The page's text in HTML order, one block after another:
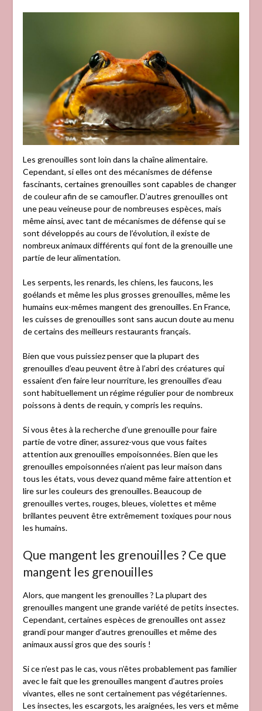
Les grenouilles sont loin dans la chaîne alimentaire.
Cependant, si elles ont des mécanismes de défense
fascinants, certaines grenouilles sont capables de changer
de couleur afin de se camoufler. D’autres grenouilles ont
une peau veineuse pour de nombreuses espèces, mais
même ainsi, avec tant de mécanismes de défense qui se
sont développés au cours de l’évolution, il existe de
nombreux animaux différents qui font de la grenouille une
partie de leur alimentation.
Les serpents, les renards, les chiens, les faucons, les
goélands et même les plus grosses grenouilles, même les
humains eux-mêmes mangent des grenouilles. En France,
les cuisses de grenouilles sont sans aucun doute au menu
de certains des meilleurs restaurants français.
Bien que vous puissiez penser que la plupart des
grenouilles d’eau peuvent être à l’abri des créatures qui
essaient d’en faire leur nourriture, les grenouilles d’eau
sont habituellement un régime régulier pour de nombreux
poissons à dents de requin, y compris les requins.
Si vous êtes à la recherche d’une grenouille pour faire
partie de votre dîner, assurez-vous que vous faites
attention aux grenouilles empoisonnées. Bien que les
grenouilles empoisonnées n’aient pas leur maison dans
tous les états, vous devez quand même faire attention et
lire sur les couleurs des grenouilles. Beaucoup de
grenouilles vertes, rouges, bleues, violettes et même
brillantes peuvent être extrêmement toxiques pour nous
les humains.
Que mangent les grenouilles ? Ce que
mangent les grenouilles
Alors, que mangent les grenouilles ? La plupart des
grenouilles mangent une grande variété de petits insectes.
Cependant, certaines espèces de grenouilles ont assez
grandi pour manger d’autres grenouilles et même des
animaux aussi gros que des souris !
Si ce n’est pas le cas, vous n’êtes probablement pas familier
avec le fait que les grenouilles mangent d’autres proies
vivantes, elles ne sont certainement pas végétariennes.
Les insectes, les escargots, les araignées, les vers et même